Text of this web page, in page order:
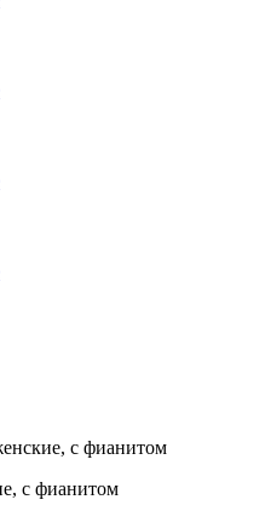
с фианитом
с фианитом